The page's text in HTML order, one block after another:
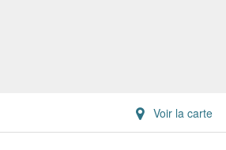
Voir la carte